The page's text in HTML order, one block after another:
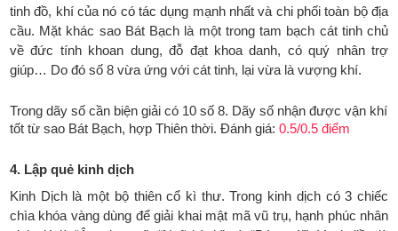
tinh đồ, khí của nó có tác dụng mạnh nhất và chi phối toàn bộ địa
cầu. Mặt khác sao Bát Bạch là một trong tam bạch cát tinh chủ
về đức tính khoan dung, đỗ đạt khoa danh, có quý nhân trợ
giúp… Do đó số 8 vừa ứng với cát tinh, lại vừa là vượng khí.
Trong dãy số cần biện giải có 10 số 8. Dãy số nhận được vận khí
tốt từ sao Bát Bạch, hợp Thiên thời. Đánh giá: 0.5/0.5 điểm
4. Lập quẻ kinh dịch
Kinh Dịch là một bộ thiên cổ kì thư. Trong kinh dịch có 3 chiếc
chìa khóa vàng dùng để giải khai mật mã vũ trụ, hạnh phúc nhân